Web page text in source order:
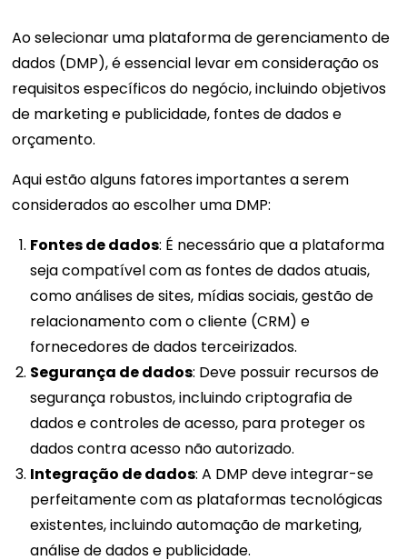
Ao selecionar uma plataforma de gerenciamento de
dados (DMP), é essencial levar em consideração os
requisitos específicos do negócio, incluindo objetivos
de marketing e publicidade, fontes de dados e
orçamento.
Aqui estão alguns fatores importantes a serem
considerados ao escolher uma DMP:
Fontes de dados: É necessário que a plataforma
seja compatível com as fontes de dados atuais,
como análises de sites, mídias sociais, gestão de
relacionamento com o cliente (CRM) e
fornecedores de dados terceirizados.
Segurança de dados: Deve possuir recursos de
segurança robustos, incluindo criptografia de
dados e controles de acesso, para proteger os
dados contra acesso não autorizado.
Integração de dados: A DMP deve integrar-se
perfeitamente com as plataformas tecnológicas
existentes, incluindo automação de marketing,
análise de dados e publicidade.